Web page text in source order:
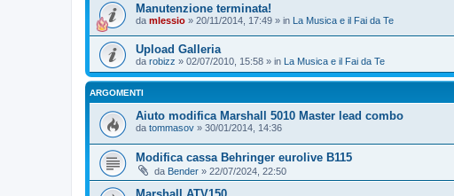
Manutenzione terminata!
da mlessio » 20/11/2014, 17:49 » in La Musica e il Fai da Te
Upload Galleria
da robizz » 02/07/2010, 15:58 » in La Musica e il Fai da Te
ARGOMENTI
Aiuto modifica Marshall 5010 Master lead combo
da tommasov » 30/01/2014, 14:36
Modifica cassa Behringer eurolive B115
da Bender » 22/07/2024, 22:50